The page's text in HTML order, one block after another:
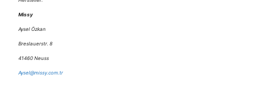
Missy
Aysel Özkan
Breslauerstr. 8
41460 Neuss
Aysel@missy.com.tr